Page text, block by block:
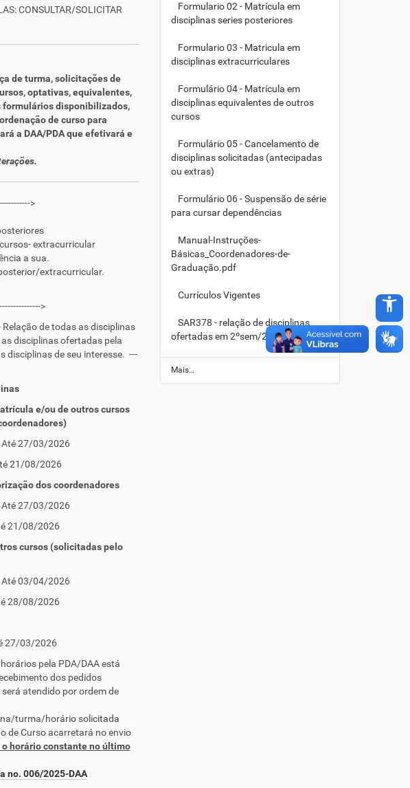
CONSULTAR/SOLICITAR
de turma, solicitações de
optativas, equivalentes,
formulários disponibilizados,
de curso para
a DAA/PDA que efetivará e
>
extracurricular
a sua.
extracurricular.
>
de todas as disciplinas
disciplinas ofertadas pela
disciplinas de seu interesse. ---
e/ou de outros cursos
Até 27/03/2026
21/08/2026
dos coordenadores
Até 27/03/2026
21/08/2026
cursos (solicitadas pelo
Até 03/04/2026
28/08/2026
27/03/2026
pela PDA/DAA está
dos pedidos
atendido por ordem de
turma/horário solicitada
de Curso acarretará no envio
horário constante no último
no. 006/2025-DAA
Formulario 02 - Matrícula em
disciplinas series posteriores
Formulario 03 - Matricula em
disciplinas extracurriculares
Formulário 04 - Matrícula em
disciplinas equivalentes de outros
cursos
Formulário 05 - Cancelamento de
disciplinas solicitadas (antecipadas
ou extras)
Formulário 06 - Suspensão de série
para cursar dependências
Manual-Instruções-
Básicas_Coordenadores-de-
Graduação.pdf
Currículos Vigentes
SAR378 - relação de disciplinas
ofertadas em 2ºsem/2026.
A
r
Mais…
accessibility_new